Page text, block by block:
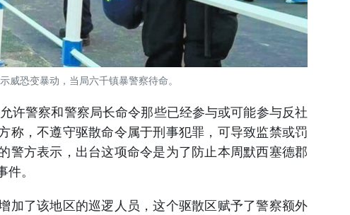
威恐变暴动，当局六千镇暴警察待命。
许警察和警察局长命令那些已经参与或可能参与反社
称，不遵守驱散命令属于刑事犯罪，可导致监禁或罚
警方表示，出台这项命令是为了防止本周默西塞德郡
。
了该地区的巡逻人员，这个驱散区赋予了警察额外